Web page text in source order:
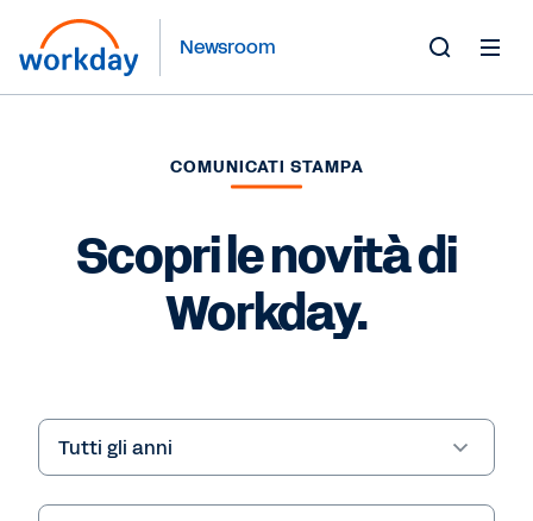
Newsroom
COMUNICATI STAMPA
Scopri le novità di
Workday.
Year